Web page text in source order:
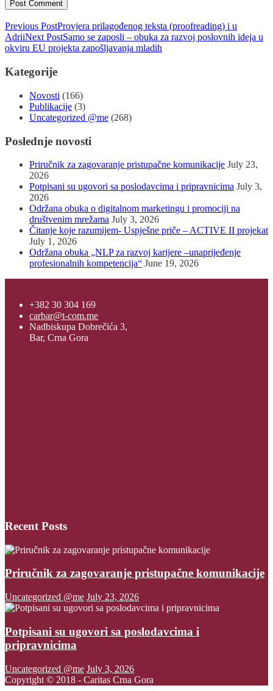
Previous PostProvjera prilagođenog teksta (proofreading) i u
AdriiNext PostSamo se zaposli – obuka za razvoj poslovnih ideja u
okviru EU projekta zapošljavanja mladih
Kategorije
Novosti (166)
Publikacije (3)
Uncategorized @me (268)
Poslednje novosti
Priručnik za zagovaranje pristupačne komunikacije July 23,
2026
Potpisani su ugovori sa poslodavcima i pripravnicima July 3,
2026
Održana obuka o digitalnom marketingu i promociji na
društvenim mrežama July 3, 2026
Čitanje koje razumijem- Uspješne priče – ACTIVE II projekat
July 1, 2026
Održana obuka „NLP za razvoj karijere –unaprijeđenje
profesionalnih kompetencija“ June 19, 2026
+382 30 304 169
carbar@t-com.me
Nadbiskupa Dobrečića 3,
Bar, Crna Gora
Recent Posts
Priručnik za zagovaranje pristupačne komunikacije
Uncategorized @me July 23, 2026
Potpisani su ugovori sa poslodavcima i
pripravnicima
Uncategorized @me July 3, 2026
Copyright © 2018 - Caritas Crna Gora